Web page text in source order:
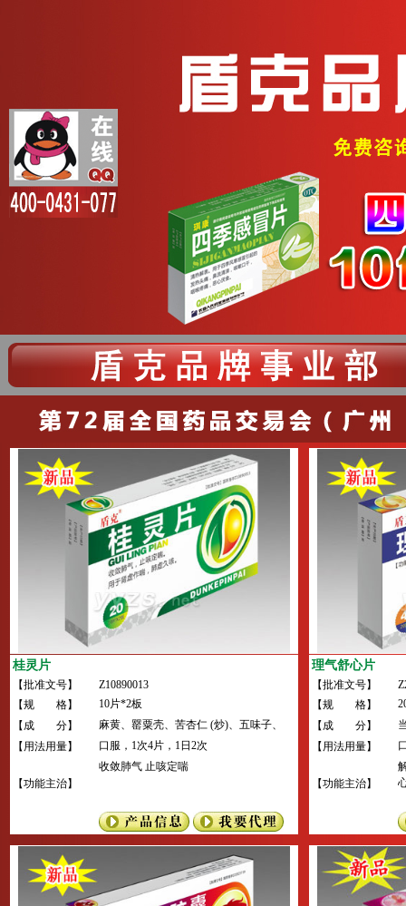
桂灵片
【批准文号】
Z10890013
【规 格】
10片*2板
【成 分】
麻黄、罂粟壳、苦杏仁 (炒)、五味子、
核桃仁、豆蔻等。
【用法用量】 口服，1次4片，1日2次
【功能主治】
收敛肺气 止咳定喘
理气舒心片
【批准文号】
【规 格】
【成 分】
【用法用量】
【功能主治】